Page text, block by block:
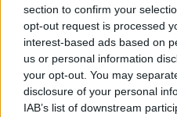
section to confirm your
opt-out request is processed
interest-based ads based on
us or personal information
your opt-out. You may
disclosure of your personal
IAB’s list of downstream